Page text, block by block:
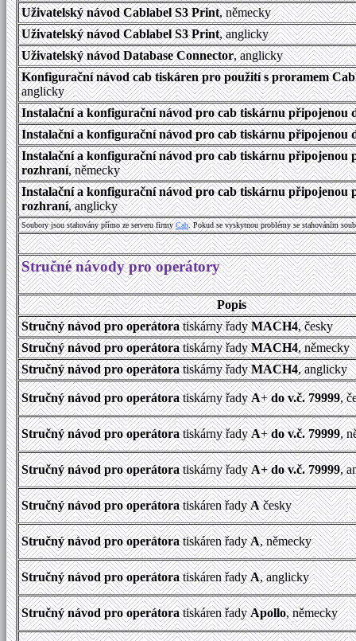
Uživatelský návod Cablabel S3 Print, německy
Uživatelský návod Cablabel S3 Print, anglicky
Uživatelský návod Database Connector, anglicky
Konfigurační návod cab tiskáren pro použití s proramem
anglicky
Instalační a konfigurační návod pro cab tiskárnu připojenou
Instalační a konfigurační návod pro cab tiskárnu připojenou
Instalační a konfigurační návod pro cab tiskárnu připojenou
rozhraní, německy
Instalační a konfigurační návod pro cab tiskárnu připojenou
rozhraní, anglicky
Soubory jsou stahovány přímo ze serveru firmyCab. Pokud se vyskytnou problémy se stahováním
Stručné návody pro operátory
Popis
Stručný návod pro operátoratiskárny řadyMACH4, česky
Stručný návod pro operátoratiskárny řadyMACH4, německy
Stručný návod pro operátoratiskárny řadyMACH4, anglicky
Stručný návod pro operátoratiskárny řadyA+do v.č. 79999,
Stručný návod pro operátoratiskárny řadyA+do v.č. 79999,
Stručný návod pro operátoratiskárny řadyA+ do v.č. 79999,
Stručný návod pro operátoratiskáren řadyAčesky
Stručný návod pro operátoratiskáren řadyA, německy
Stručný návod pro operátoratiskáren řadyA, anglicky
Stručný návod pro operátoratiskáren řadyApollo, německy